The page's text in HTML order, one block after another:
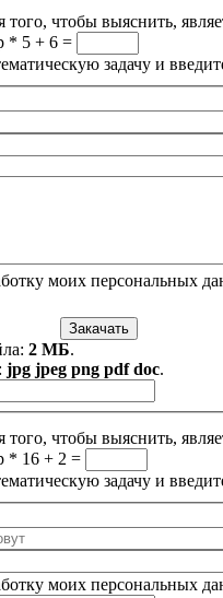
того, чтобы выяснить,
* 5 + 6 =
задачу и
моих персональных
2 МБ.
jpg jpeg png pdf doc.
того, чтобы выяснить,
* 16 + 2 =
задачу и
моих персональных